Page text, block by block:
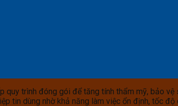
quy trình đóng gói để tăng tính thẩm mỹ, bảo
tin dùng nhờ khả năng làm việc ổn định, tốc